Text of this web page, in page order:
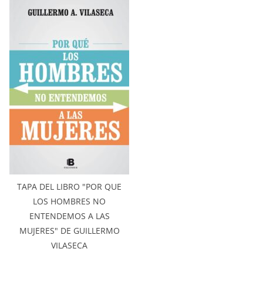
TAPA DEL LIBRO "POR QUE
LOS HOMBRES NO
ENTENDEMOS A LAS
MUJERES" DE GUILLERMO
VILASECA